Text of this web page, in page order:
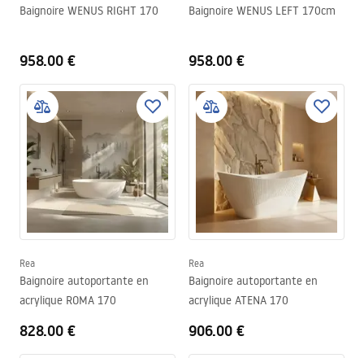
Baignoire WENUS RIGHT 170
958.00 €
Baignoire WENUS LEFT 170cm
958.00 €
Rea
Baignoire autoportante en
acrylique ROMA 170
828.00 €
Rea
Baignoire autoportante en
acrylique ATENA 170
906.00 €